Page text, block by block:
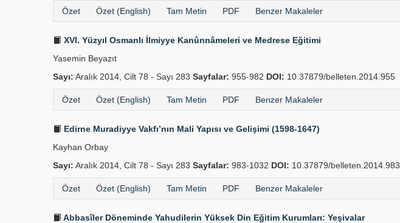
Özet Özet (English) Tam Metin PDF Benzer Makaleler
XVI. Yüzyıl Osmanlı İlmiyye Kanûnnâmeleri ve Medrese Eğitimi
Yasemin Beyazıt
Sayı: Aralık 2014, Cilt 78 - Sayı 283 Sayfalar: 955-982 DOI: 10.37879/belleten.2014.955
Özet Özet (English) Tam Metin PDF Benzer Makaleler
Edirne Muradiyye Vakfı’nın Mali Yapısı ve Gelişimi (1598-1647)
Kayhan Orbay
Sayı: Aralık 2014, Cilt 78 - Sayı 283 Sayfalar: 983-1032 DOI: 10.37879/belleten.2014.983
Özet Özet (English) Tam Metin PDF Benzer Makaleler
Abbasîler Döneminde Yahudilerin Yüksek Din Eğitim Kurumları: Yeşivalar